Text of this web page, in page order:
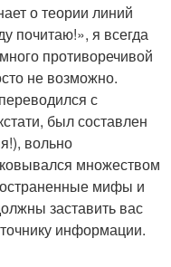
о теории линий
почитаю!», я всегда
противоречивой
не возможно.
с
был составлен
вольно
множеством
мифы и
заставить вас
информации.